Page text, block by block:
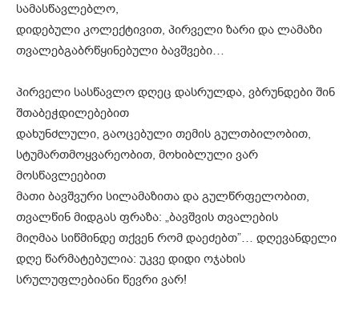
სამასწავლებლო,
დიდებული კოლექტივით, პირველი ზარი და ლამაზი
თვალებგაბრწყინებული ბავშვები…
პირველი სასწავლო დღეც დასრულდა, ვბრუნდები შინ
შთაბეჭდილებებით
დახუნძლული, გაოცებული თემის გულთბილობით,
სტუმართმოყვარეობით, მოხიბლული ვარ
მოსწავლეებით
მათი ბავშვური სილამაზითა და გულწრფელობით,
თვალწინ მიდგას ფრაზა: „ბავშვის თვალების
მიღმაა სიწმინდე თქვენ რომ დაეძებთ”… დღევანდელი
დღე წარმატებულია: უკვე დიდი ოჯახის
სრულუფლებიანი წევრი ვარ!